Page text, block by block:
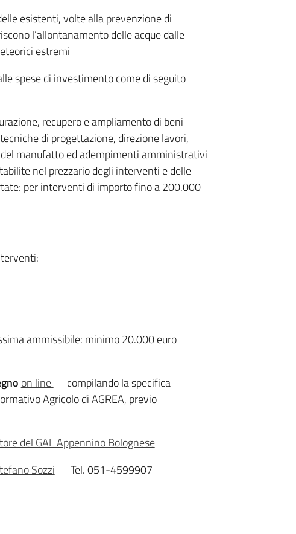
esistenti, volte alla prevenzione di
l’allontanamento delle acque dalle
estremi
spese di investimento come di seguito
recupero e ampliamento di beni
di progettazione, direzione lavori,
manufatto ed adempimenti amministrativi
nel prezzario degli interventi e delle
per interventi di importo fino a 200.000
ammissibile: minimo 20.000 euro
on line
compilando la specifica
Agricolo di AGREA, previo
del GAL Appennino Bolognese
Sozzi Tel. 051-4599907